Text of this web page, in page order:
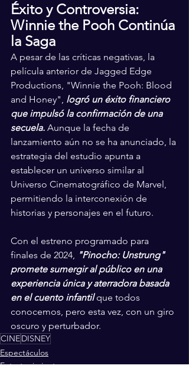
Éxito y Controversia:
Winnie the Pooh Continúa
la Saga
A pesar de las críticas negativas, la
película anterior de Jagged Edge
Productions, "Winnie the Pooh: Blood
and Honey", logró un éxito financiero
que impulsó la confirmación de una
secuela. Aunque la fecha de
lanzamiento aún no se ha anunciado, la
estrategia del estudio apunta a
establecer un universo similar al
Universo Cinematográfico de Marvel,
permitiendo la interconexión de
historias y personajes en el futuro.
Con el estreno programado para
finales de 2024, "Pinocho: Unstrung"
promete sumergir al público en una
experiencia única y aterradora basada
en el cuento infantil que todos
conocemos, pero esta vez, con un giro
oscuro y perturbador.
CINEDISNEY
Espectáculos
Entretenimiento